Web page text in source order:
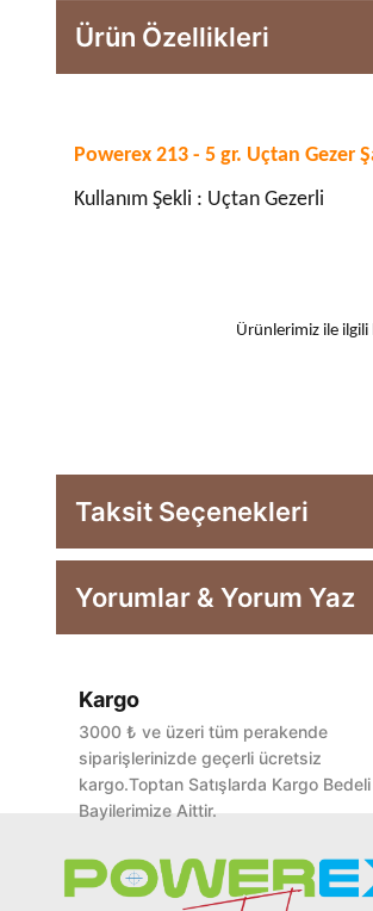
Ürün Özellikleri
Powerex 213 - 5 gr. Uçtan Gezer
Kullanım Şekli : Uçtan Gezerli
Ürünlerimiz ile ilgili
Taksit Seçenekleri
Yorumlar & Yorum Yaz
Kargo
3000 ₺ ve üzeri tüm perakende
siparişlerinizde geçerli ücretsiz
kargo.Toptan Satışlarda Kargo Bedeli
Bayilerimize Aittir.